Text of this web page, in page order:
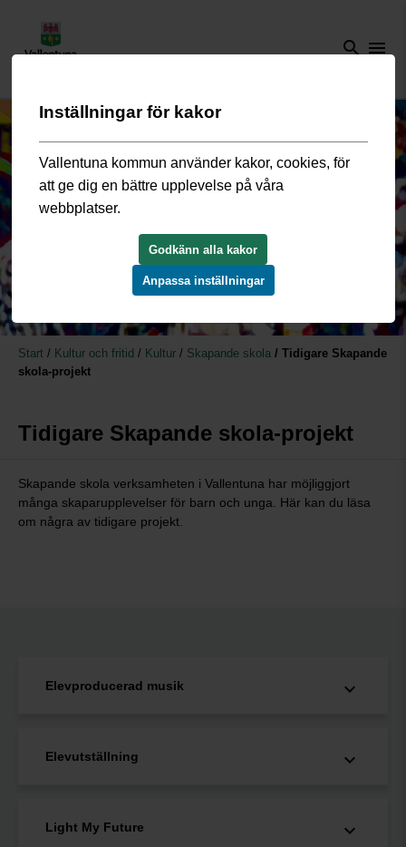
search menu
Start / Kultur och fritid / Kultur / Skapande skola / Tidigare Skapande
skola-projekt
Tidigare Skapande skola-projekt
Skapande skola verksamheten i Vallentuna har möjliggjort
många skaparupplevelser för barn och unga. Här kan du läsa
om några av tidigare projekt.
Elevproducerad musik
Elevutställning
Light My Future
Inställningar för kakor
Vallentuna kommun använder kakor, cookies, för
att ge dig en bättre upplevelse på våra
webbplatser.
Godkänn alla kakor
Anpassa inställningar